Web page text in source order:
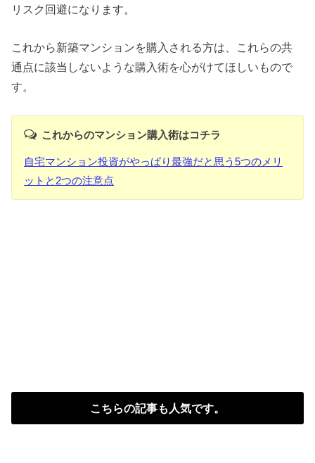
リスク回避になります。
これから新築マンションを購入される方は、これらの共
通点に該当しないような購入術を心がけてほしいもので
す。
これからのマンション購入術はコチラ
自宅マンション投資がやっぱり最強だと思う5つのメリ
ットと2つの注意点
こちらの記事も人気です。